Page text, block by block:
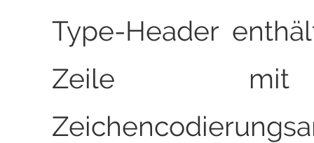
Type-Header
Zeile